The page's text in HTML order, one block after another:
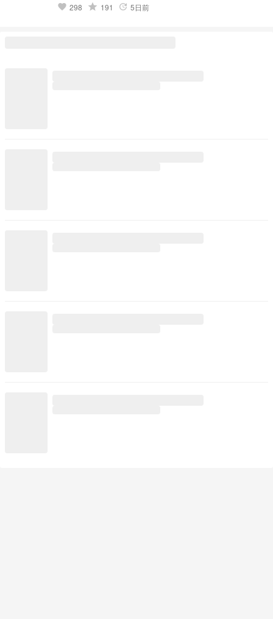
『遠距離小隊における最も鋭い矢』 『一筋の鋭い光を手に戦
favorite 298 grade 191 update 5日前